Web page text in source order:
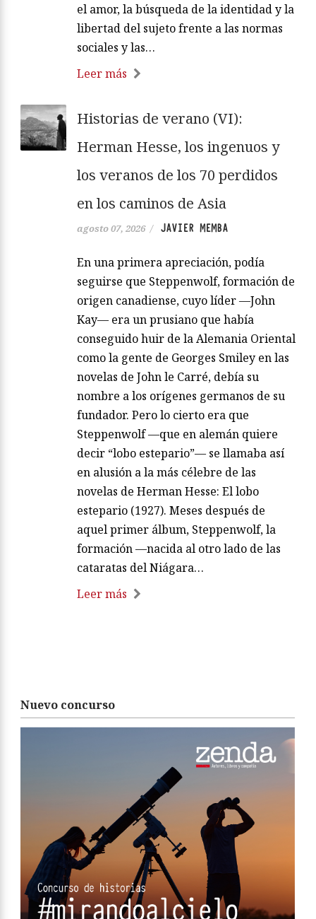
el amor, la búsqueda de la identidad y la
libertad del sujeto frente a las normas
sociales y las…
Leer más
Historias de verano (VI):
Herman Hesse, los ingenuos y
los veranos de los 70 perdidos
en los caminos de Asia
agosto 07, 2026 / JAVIER MEMBA
En una primera apreciación, podía
seguirse que Steppenwolf, formación de
origen canadiense, cuyo líder —John
Kay— era un prusiano que había
conseguido huir de la Alemania Oriental
como la gente de Georges Smiley en las
novelas de John le Carré, debía su
nombre a los orígenes germanos de su
fundador. Pero lo cierto era que
Steppenwolf —que en alemán quiere
decir “lobo estepario”— se llamaba así
en alusión a la más célebre de las
novelas de Herman Hesse: El lobo
estepario (1927). Meses después de
aquel primer álbum, Steppenwolf, la
formación —nacida al otro lado de las
cataratas del Niágara…
Leer más
Nuevo concurso